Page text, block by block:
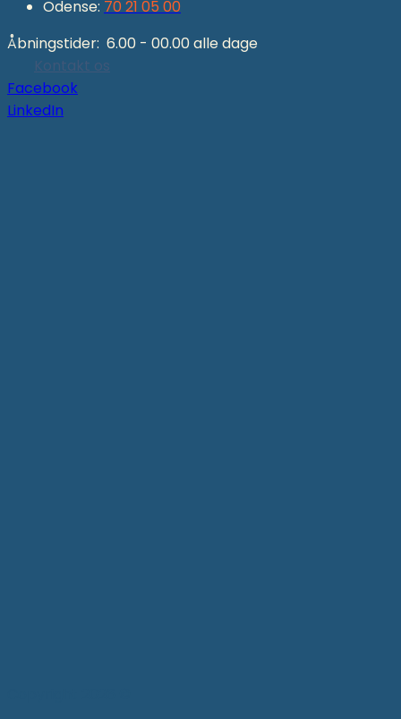
Odense: 70 21 05 00
Åbningstider: 6.00 - 00.00 alle dage
Kontakt os
Facebook
LinkedIn